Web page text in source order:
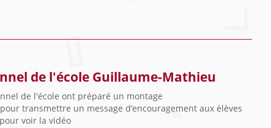
de l'école Guillaume-Mathieu
de l'école ont préparé un montage
transmettre un message d’encouragement aux élèves
voir la vidéo